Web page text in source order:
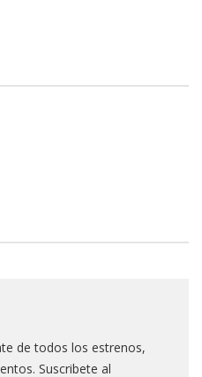
de todos los estrenos,
Suscribete al